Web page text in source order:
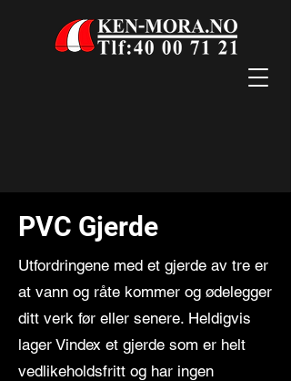
PVC Gjerde
Utfordringene med et gjerde av tre er
at vann og råte kommer og ødelegger
ditt verk før eller senere. Heldigvis
lager Vindex et gjerde som er helt
vedlikeholdsfritt og har ingen